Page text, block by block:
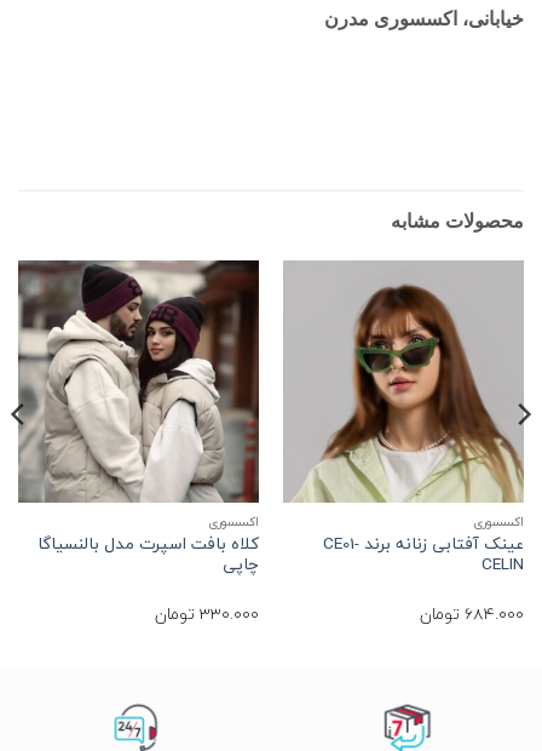
خیابانی، اکسسوری مدرن
محصولات مشابه
اکسسوری
عینک آفتابی زنانه برند CE01-
CELIN
684.000تومان
اکسسوری
کلاه بافت اسپرت مدل بالنسیاگا
چاپی
330.000تومان